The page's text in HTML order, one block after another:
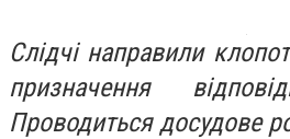
Слідчі направили
призначення
Проводиться досудове